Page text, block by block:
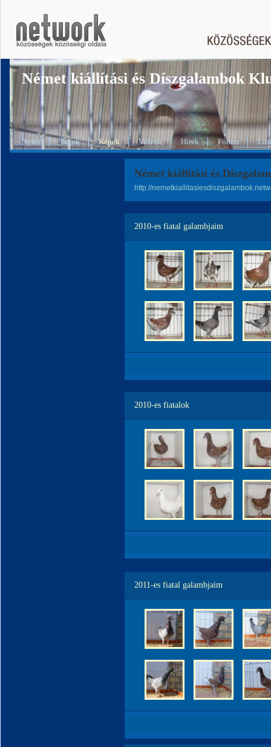
Német kiállítási és Díszgalambok
Nyitó Tagok Képek Videók Hírek Fórum
Német kiállítási és
http://
2010-es fiatal galambjaim
2010-es fiatalok
2011-es fiatal galambjaim